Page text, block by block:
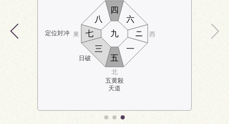
定位対冲
日破
五黄殺
天道
北
東 西
五
六
七
八
九
一
ニ
三
四